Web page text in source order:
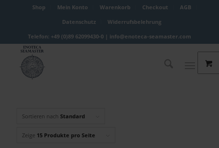
Shop Mein Konto Warenkorb Checkout
AGB
Datenschutz
Widerrufsbelehrung
Telefon: +49 (0)89 62099430-0 | info@enoteca-seamaster.com
Sortieren nach Standard
Zeige 15 Produkte pro Seite